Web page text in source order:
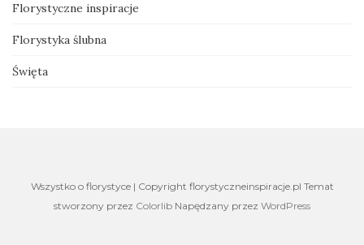
Florystyczne inspiracje
Florystyka ślubna
Święta
Wszystko o florystyce | Copyright florystyczneinspiracje.pl Temat
stworzony przez Colorlib Napędzany przez WordPress